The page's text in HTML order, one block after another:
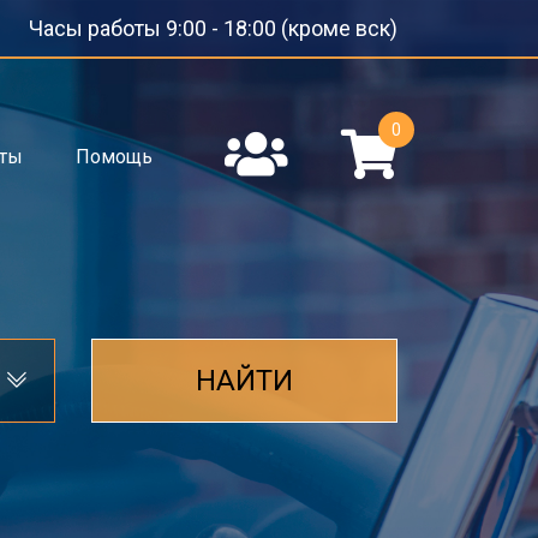
Часы работы 9:00 - 18:00 (кроме вск)
Помощь
0
НАЙТИ